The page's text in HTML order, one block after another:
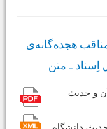
هجده‌گانه‌ی
اِسناد ـ متن
و حدیث